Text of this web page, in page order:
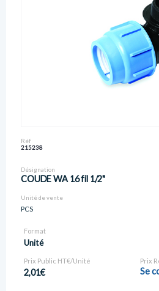
Réf
215238
Désignation
COUDE WA 16 fil 1/2"
Unité de vente
PCS
Format
Unité
Prix Public HT€/Unité
2,01€
Prix
Se